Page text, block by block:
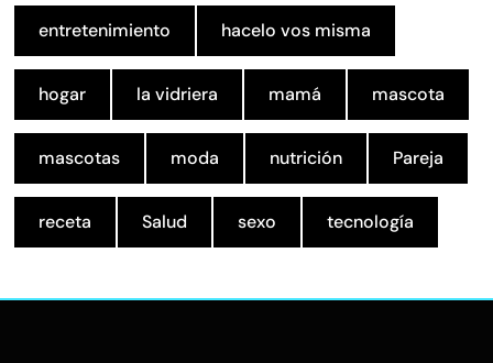
entretenimiento hacelo vos misma
hogar la vidriera mamá mascota
mascotas moda nutrición Pareja
receta Salud sexo tecnología